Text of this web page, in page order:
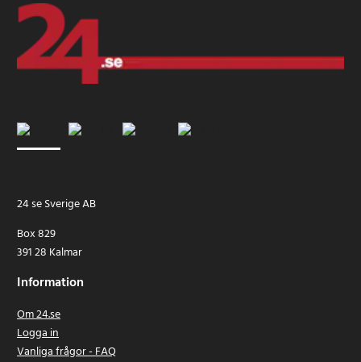
24 se Sverige AB
Box 829
391 28 Kalmar
Information
Om 24.se
Logga in
Vanliga frågor - FAQ